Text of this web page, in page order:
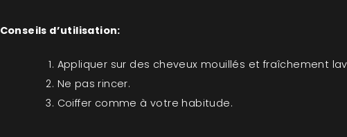
Conseils d’utilisation:
Appliquer sur des cheveux mouillés et fraîchement
Ne pas rincer.
Coiffer comme à votre habitude.